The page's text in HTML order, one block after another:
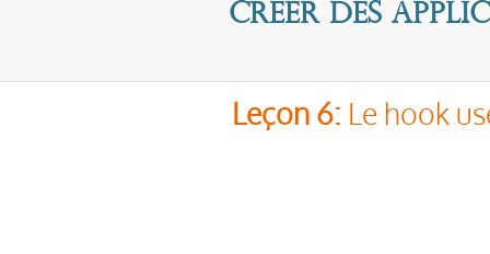
Créer des
Leçon 6: Le hook